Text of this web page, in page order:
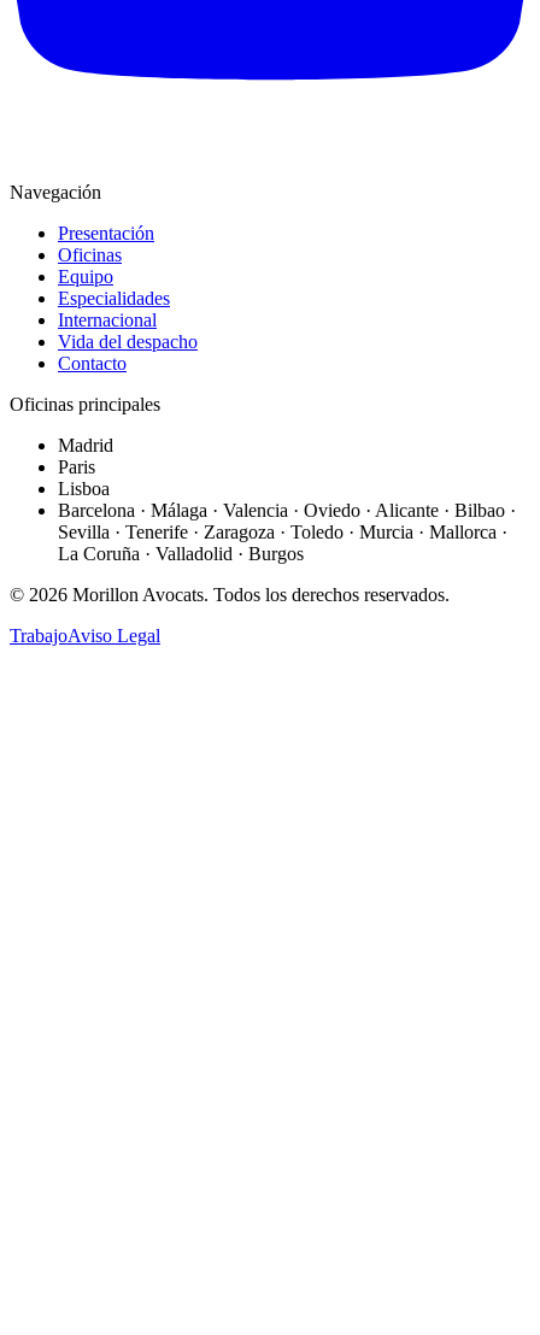
Navegación
Presentación
Oficinas
Equipo
Especialidades
Internacional
Vida del despacho
Contacto
Oficinas principales
Madrid
Paris
Lisboa
Barcelona · Málaga · Valencia · Oviedo · Alicante · Bilbao ·
Sevilla · Tenerife · Zaragoza · Toledo · Murcia · Mallorca ·
La Coruña · Valladolid · Burgos
© 2026 Morillon Avocats. Todos los derechos reservados.
TrabajoAviso Legal